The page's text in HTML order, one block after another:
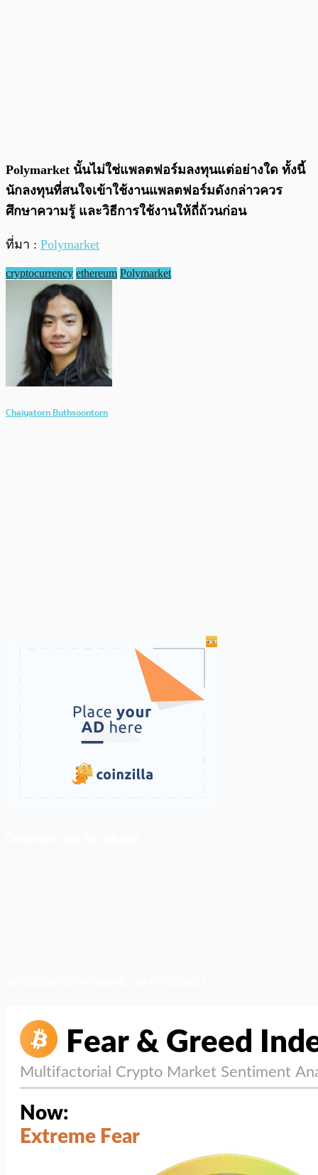
Polymarket นั้นไม่ใช่แพลตฟอร์มลงทุนแต่อย่างใด ทั้งนี้
นักลงทุนที่สนใจเข้าใช้งานแพลตฟอร์มดังกล่าวควร
ศึกษาความรู้ และวิธีการใช้งานให้ถี่ถ้วนก่อน
ที่มา : Polymarket
cryptocurrency ethereum Polymarket
Chaiyatorn Buthsoontorn